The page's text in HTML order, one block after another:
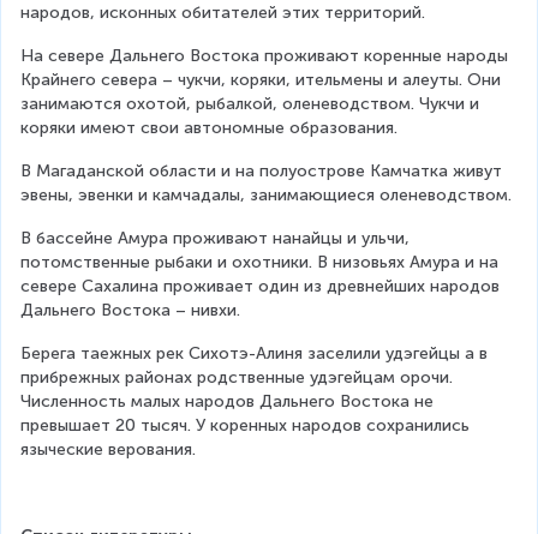
народов, исконных обитателей этих территорий.
На севере Дальнего Востока проживают коренные народы
Крайнего севера – чукчи, коряки, ительмены и алеуты. Они
занимаются охотой, рыбалкой, оленеводством. Чукчи и
коряки имеют свои автономные образования.
В Магаданской области и на полуострове Камчатка живут
эвены, эвенки и камчадалы, занимающиеся оленеводством.
В бассейне Амура проживают нанайцы и ульчи,
потомственные рыбаки и охотники. В низовьях Амура и на
севере Сахалина проживает один из древнейших народов
Дальнего Востока – нивхи.
Берега таежных рек Сихотэ-Алиня заселили удэгейцы а в
прибрежных районах родственные удэгейцам орочи.
Численность малых народов Дальнего Востока не
превышает 20 тысяч. У коренных народов сохранились
языческие верования.